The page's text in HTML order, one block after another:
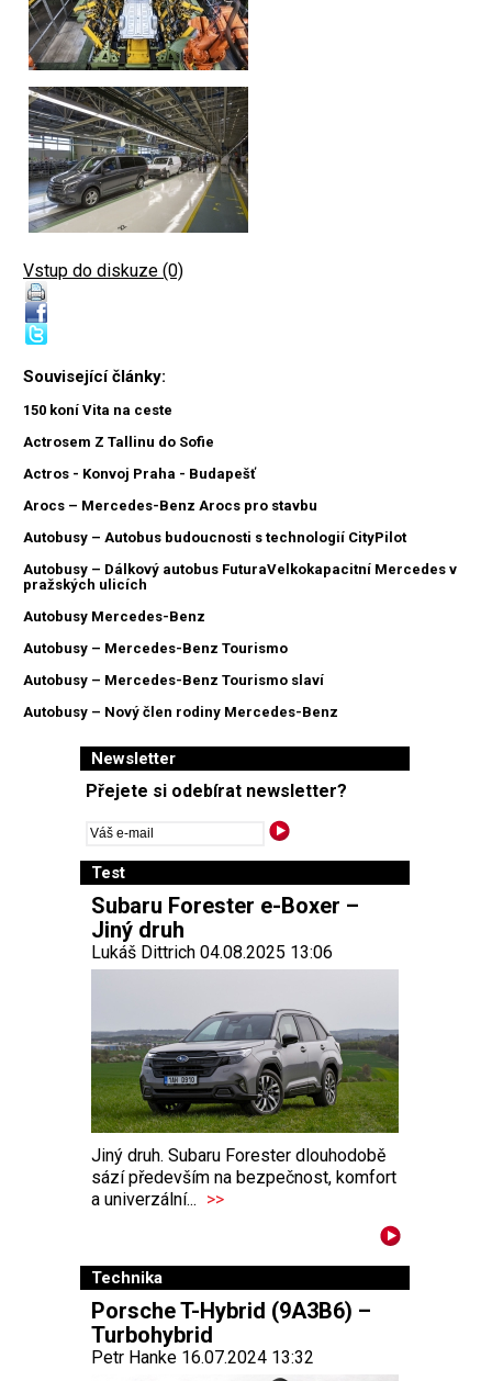
Vstup do diskuze (0)
Související články:
150 koní Vita na ceste
Actrosem Z Tallinu do Sofie
Actros - Konvoj Praha - Budapešť
Arocs – Mercedes-Benz Arocs pro stavbu
Autobusy – Autobus budoucnosti s technologií CityPilot
Autobusy – Dálkový autobus FuturaVelkokapacitní Mercedes v
pražských ulicích
Autobusy Mercedes-Benz
Autobusy – Mercedes-Benz Tourismo
Autobusy – Mercedes-Benz Tourismo slaví
Autobusy – Nový člen rodiny Mercedes-Benz
Newsletter
Přejete si odebírat newsletter?
Test
Subaru Forester e-Boxer –
Jiný druh
Lukáš Dittrich 04.08.2025 13:06
Jiný druh. Subaru Forester dlouhodobě
sází především na bezpečnost, komfort
a univerzální... >>
Technika
Porsche T-Hybrid (9A3B6) –
Turbohybrid
Petr Hanke 16.07.2024 13:32